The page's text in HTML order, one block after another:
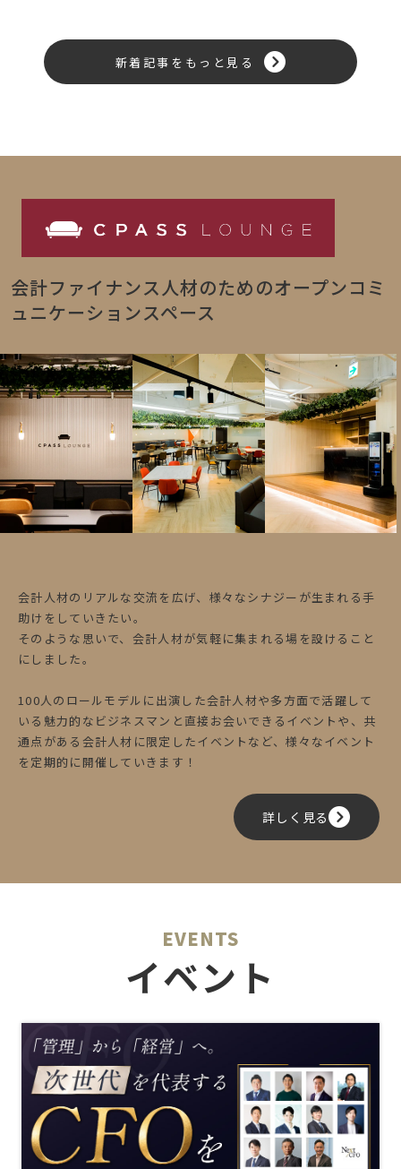
新着記事をもっと見る
会計ファイナンス人材のためのオープンコミ
ュニケーションスペース
会計人材のリアルな交流を広げ、様々なシナジーが生まれる手
助けをしていきたい。
そのような思いで、会計人材が気軽に集まれる場を設けること
にしました。
100人のロールモデルに出演した会計人材や多方面で活躍して
いる魅力的なビジネスマンと直接お会いできるイベントや、共
通点がある会計人材に限定したイベントなど、様々なイベント
を定期的に開催していきます！
詳しく見る
EVENTS
イベント